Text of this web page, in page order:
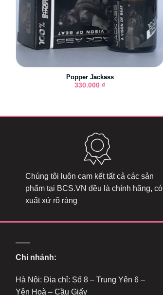
Popper Jackass
330.000 ₫
Chúng tôi luôn cam kết tất cả các sản
phẩm tại BCS.VN đều là chính hãng, có
xuất xứ rõ ràng
Chi nhánh:
Hà Nội: Địa chỉ: Số 8 – Trung Yên 6 –
Yên Hoà – Cầu Giấy